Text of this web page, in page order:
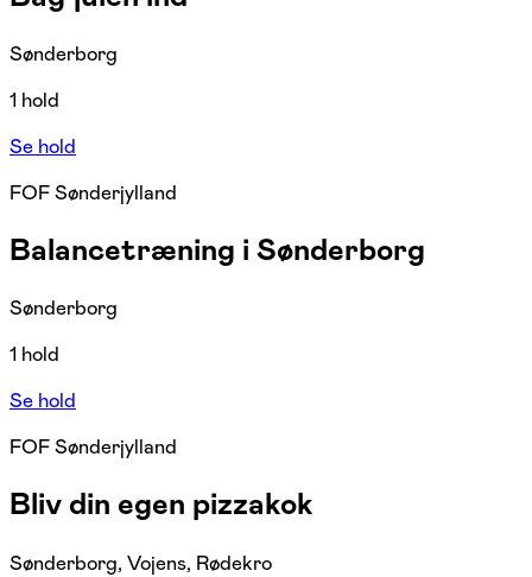
Sønderborg
1 hold
Se hold
FOF Sønderjylland
Balancetræning i Sønderborg
Sønderborg
1 hold
Se hold
FOF Sønderjylland
Bliv din egen pizzakok
Sønderborg, Vojens, Rødekro